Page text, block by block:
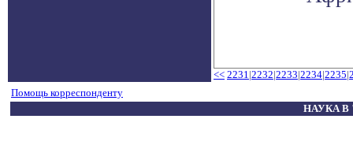
<< 2231|2232|2233|2234|2235|
Помощь корреспонденту
НАУКА